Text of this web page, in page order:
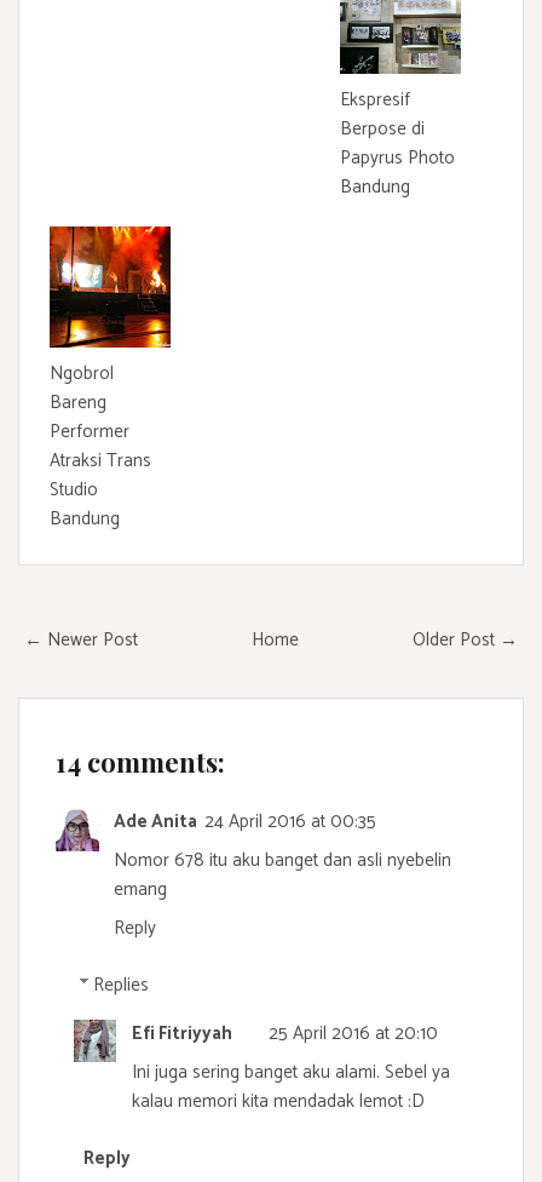
Ekspresif
Berpose di
Papyrus Photo
Bandung
Ngobrol
Bareng
Performer
Atraksi Trans
Studio
Bandung
← Newer Post Older Post →
Home
14 comments:
Ade Anita 24 April 2016 at 00:35
Nomor 678 itu aku banget dan asli nyebelin
emang
Reply
Replies
Efi Fitriyyah
25 April 2016 at 20:10
Ini juga sering banget aku alami. Sebel ya
kalau memori kita mendadak lemot :D
Reply